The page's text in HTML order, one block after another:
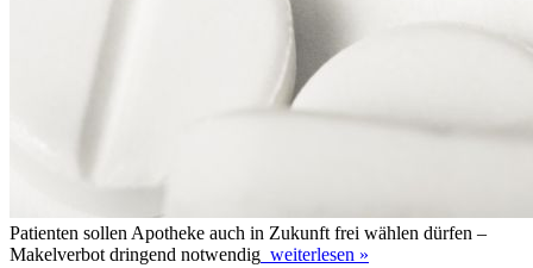
Patienten sollen Apotheke auch in Zukunft frei wählen dürfen –
Makelverbot dringend notwendig weiterlesen »